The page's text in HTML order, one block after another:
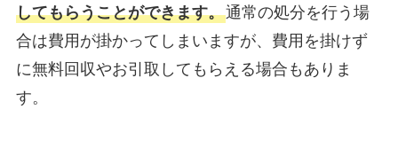
してもらうことができます。通常の処分を行う場
合は費用が掛かってしまいますが、費用を掛けず
に無料回収やお引取してもらえる場合もありま
す。